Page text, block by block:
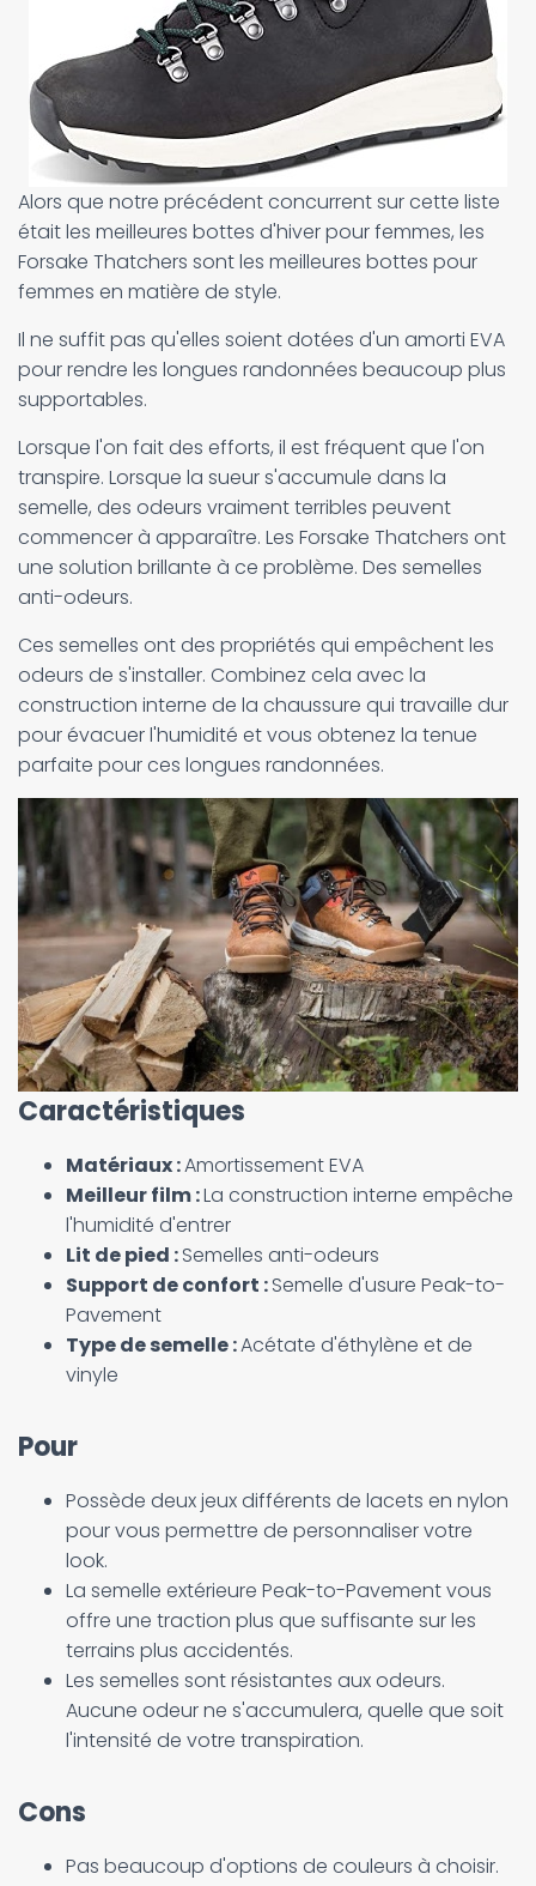
Alors que notre précédent concurrent sur cette liste
était les meilleures bottes d'hiver pour femmes, les
Forsake Thatchers sont les meilleures bottes pour
femmes en matière de style.
Il ne suffit pas qu'elles soient dotées d'un amorti EVA
pour rendre les longues randonnées beaucoup plus
supportables.
Lorsque l'on fait des efforts, il est fréquent que l'on
transpire. Lorsque la sueur s'accumule dans la
semelle, des odeurs vraiment terribles peuvent
commencer à apparaître. Les Forsake Thatchers ont
une solution brillante à ce problème. Des semelles
anti-odeurs.
Ces semelles ont des propriétés qui empêchent les
odeurs de s'installer. Combinez cela avec la
construction interne de la chaussure qui travaille dur
pour évacuer l'humidité et vous obtenez la tenue
parfaite pour ces longues randonnées.
Caractéristiques
Matériaux :Amortissement EVA
Meilleur film :La construction interne empêche
l'humidité d'entrer
Lit de pied :Semelles anti-odeurs
Support de confort :Semelle d'usure Peak-to-
Pavement
Type de semelle :Acétate d'éthylène et de
vinyle
Pour
Possède deux jeux différents de lacets en nylon
pour vous permettre de personnaliser votre
look.
La semelle extérieure Peak-to-Pavement vous
offre une traction plus que suffisante sur les
terrains plus accidentés.
Les semelles sont résistantes aux odeurs.
Aucune odeur ne s'accumulera, quelle que soit
l'intensité de votre transpiration.
Cons
Pas beaucoup d'options de couleurs à choisir.